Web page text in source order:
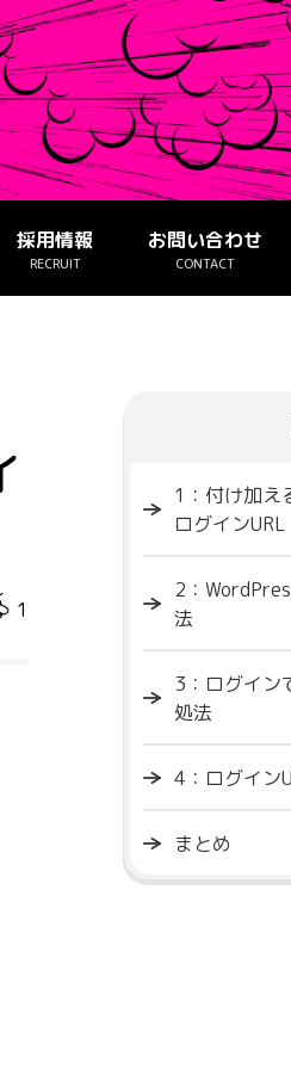
採用情報
RECRUIT
お問い合わせ
CONTACT
1
1：付け加え
ログインURL
2：
法
3：ログイン
処法
4：ログイン
まとめ